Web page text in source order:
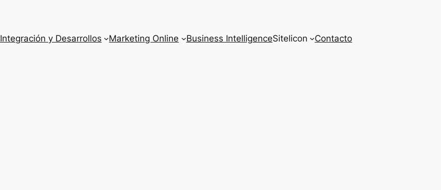
Integración y Desarrollos Marketing Online Business IntelligenceSitelicon Contacto